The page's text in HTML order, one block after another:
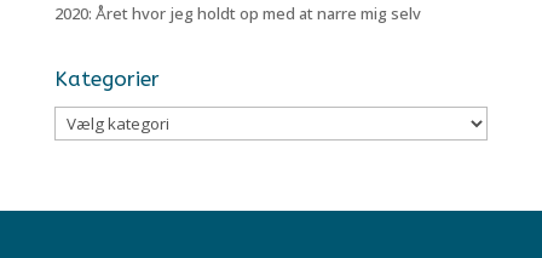
2020: Året hvor jeg holdt op med at narre mig selv
Kategorier
Kategorier